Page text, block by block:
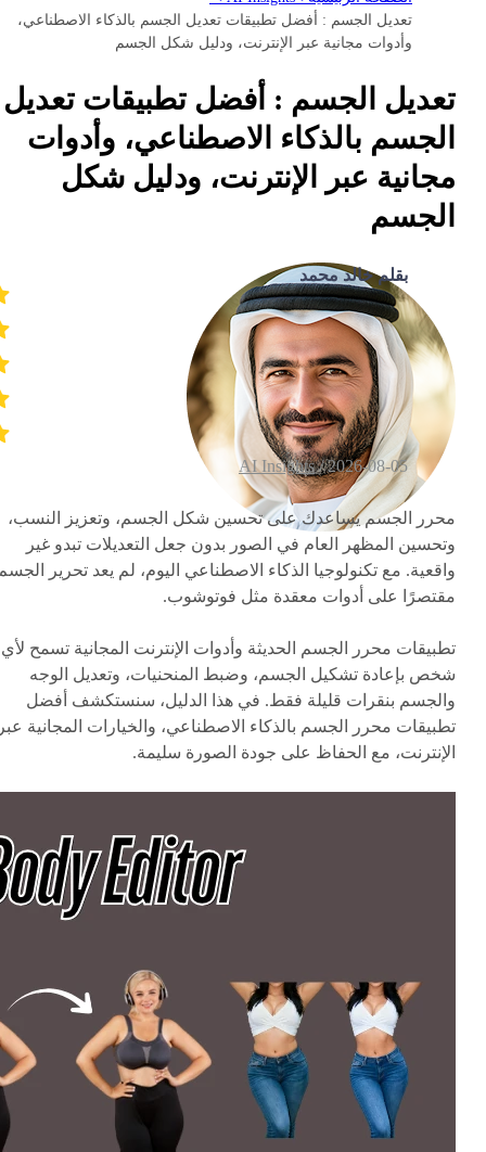
تعديل الجسم : أفضل تطبيقات تعديل الجسم بالذكاء الاصطناعي،
وأدوات مجانية عبر الإنترنت، ودليل شكل الجسم
تعديل الجسم : أفضل تطبيقات تعديل
الجسم بالذكاء الاصطناعي، وأدوات
مجانية عبر الإنترنت، ودليل شكل
الجسم
بقلم خالد محمد
2026-08-05 /
AI Insights
محرر الجسم يساعدك على تحسين شكل الجسم، وتعزيز النسب،
وتحسين المظهر العام في الصور بدون جعل التعديلات تبدو غير
واقعية. مع تكنولوجيا الذكاء الاصطناعي اليوم، لم يعد تحرير
مقتصرًا على أدوات معقدة مثل فوتوشوب.
تطبيقات محرر الجسم الحديثة وأدوات الإنترنت المجانية تسمح لأي
شخص بإعادة تشكيل الجسم، وضبط المنحنيات، وتعديل الوجه
والجسم بنقرات قليلة فقط. في هذا الدليل، سنستكشف أفضل
تطبيقات محرر الجسم بالذكاء الاصطناعي، والخيارات المجانية
الإنترنت، مع الحفاظ على جودة الصورة سليمة.